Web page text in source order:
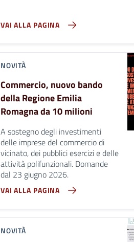
VAI ALLA PAGINA
NOVITÀ
Commercio, nuovo bando
della Regione Emilia
Romagna da 10 milioni
A sostegno degli investimenti
delle imprese del commercio di
vicinato, dei pubblici esercizi e delle
attività polifunzionali. Domande
dal 23 giugno 2026.
VAI ALLA PAGINA
NOVITÀ